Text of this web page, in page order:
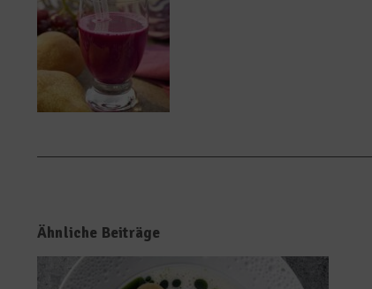
Ähnliche Beiträge